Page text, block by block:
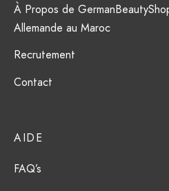
AIDE
FAQ’s
À Propos de
Allemande au Maroc
Recrutement
Contact